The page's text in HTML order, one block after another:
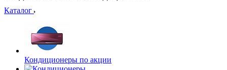
Каталог
Кондиционеры по акции